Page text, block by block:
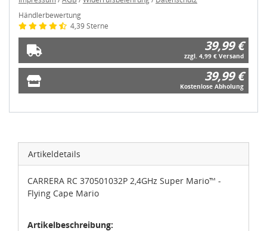
Händlerbewertung
4,39 Sterne
39,99 €
zzgl. 4,99 € Versand
39,99 €
Kostenlose Abholung
Artikeldetails
CARRERA RC 370501032P 2,4GHz Super Mario™ -
Flying Cape Mario
Artikelbeschreibung: